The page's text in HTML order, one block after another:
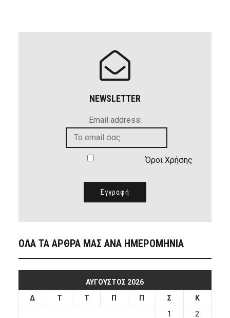
NEWSLETTER
Email address:
Όροι Χρήσης
ΟΛΑ ΤΑ ΑΡΘΡΑ ΜΑΣ ΑΝΑ ΗΜΕΡΟΜΗΝΙΑ
ΑΎΓΟΥΣΤΟΣ 2026
Δ
Τ Τ Π Π Σ
Κ
1
2